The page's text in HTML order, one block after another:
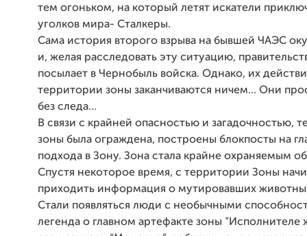
тем огоньком, на который летят искатели
уголков мира- Сталкеры.
Сама история второго взрыва на бывшей ЧАЭС
и, желая расследовать эту ситуацию,
посылает в Чернобыль войска. Однако, их
территории зоны заканчиваются ничем… Они
без следа…
В связи с крайней опасностью и загадочностью,
зоны была ограждена, построены блокпосты на
подхода в Зону. Зона стала крайне охраняемым
Спустя некоторое время, с территории Зоны
приходить информация о мутировавших
Стали появляться люди с необычными
легенда о главном артефакте зоны “Исполнителе